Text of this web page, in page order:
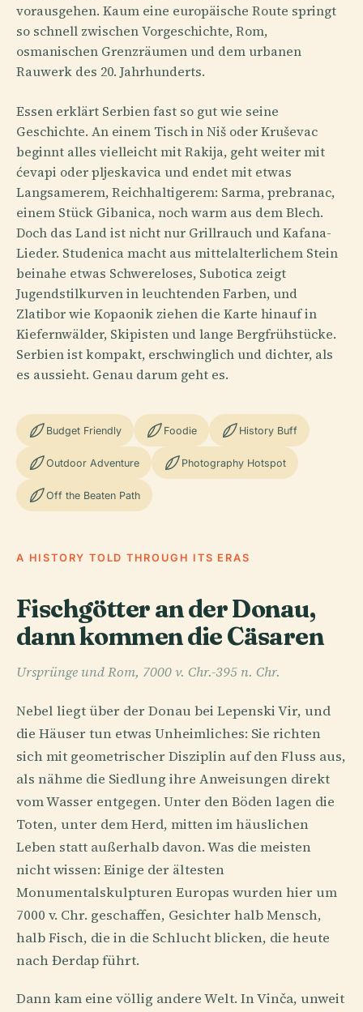
vorausgehen. Kaum eine europäische Route springt
so schnell zwischen Vorgeschichte, Rom,
osmanischen Grenzräumen und dem urbanen
Rauwerk des 20. Jahrhunderts.
Essen erklärt Serbien fast so gut wie seine
Geschichte. An einem Tisch in Niš oder Kruševac
beginnt alles vielleicht mit Rakija, geht weiter mit
ćevapi oder pljeskavica und endet mit etwas
Langsamerem, Reichhaltigerem: Sarma, prebranac,
einem Stück Gibanica, noch warm aus dem Blech.
Doch das Land ist nicht nur Grillrauch und Kafana-
Lieder. Studenica macht aus mittelalterlichem Stein
beinahe etwas Schwereloses, Subotica zeigt
Jugendstilkurven in leuchtenden Farben, und
Zlatibor wie Kopaonik ziehen die Karte hinauf in
Kiefernwälder, Skipisten und lange Bergfrühstücke.
Serbien ist kompakt, erschwinglich und dichter, als
es aussieht. Genau darum geht es.
Budget Friendly Foodie History Buff
Outdoor Adventure Photography Hotspot
Off the Beaten Path
A HISTORY TOLD THROUGH ITS ERAS
Fischgötter an der Donau,
dann kommen die Cäsaren
Ursprünge und Rom, 7000 v. Chr.-395 n. Chr.
Nebel liegt über der Donau bei Lepenski Vir, und
die Häuser tun etwas Unheimliches: Sie richten
sich mit geometrischer Disziplin auf den Fluss aus,
als nähme die Siedlung ihre Anweisungen direkt
vom Wasser entgegen. Unter den Böden lagen die
Toten, unter dem Herd, mitten im häuslichen
Leben statt außerhalb davon. Was die meisten
nicht wissen: Einige der ältesten
Monumentalskulpturen Europas wurden hier um
7000 v. Chr. geschaffen, Gesichter halb Mensch,
halb Fisch, die in die Schlucht blicken, die heute
nach Đerdap führt.
Dann kam eine völlig andere Welt. In Vinča, unweit